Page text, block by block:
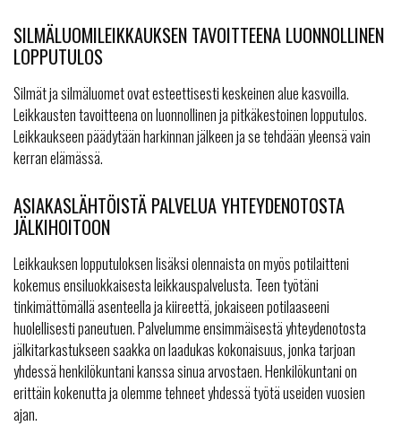
SILMÄLUOMILEIKKAUKSEN TAVOITTEENA LUONNOLLINEN
LOPPUTULOS
Silmät ja silmäluomet ovat esteettisesti keskeinen alue kasvoilla.
Leikkausten tavoitteena on luonnollinen ja pitkäkestoinen lopputulos.
Leikkaukseen päädytään harkinnan jälkeen ja se tehdään yleensä vain
kerran elämässä.
ASIAKASLÄHTÖISTÄ PALVELUA YHTEYDENOTOSTA
JÄLKIHOITOON
Leikkauksen lopputuloksen lisäksi olennaista on myös potilaitteni
kokemus ensiluokkaisesta leikkauspalvelusta. Teen työtäni
tinkimättömällä asenteella ja kiireettä, jokaiseen potilaaseeni
huolellisesti paneutuen. Palvelumme ensimmäisestä yhteydenotosta
jälkitarkastukseen saakka on laadukas kokonaisuus, jonka tarjoan
yhdessä henkilökuntani kanssa sinua arvostaen. Henkilökuntani on
erittäin kokenutta ja olemme tehneet yhdessä työtä useiden vuosien
ajan.